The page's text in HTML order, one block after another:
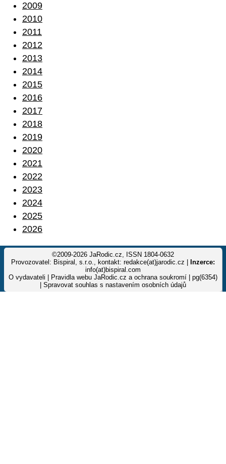
2009
2010
2011
2012
2013
2014
2015
2016
2017
2018
2019
2020
2021
2022
2023
2024
2025
2026
©2009-2026 JaRodic.cz, ISSN 1804-0632
Provozovatel: Bispiral, s.r.o., kontakt: redakce(at)jarodic.cz |
Inzerce:
info(at)bispiral.com
O vydavateli
Pravidla webu JaRodic.cz a ochrana soukromí | pg(6354)
Spravovat souhlas s nastavením osobních údajů